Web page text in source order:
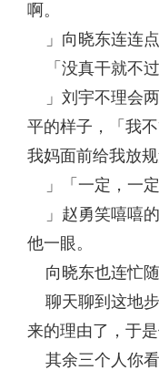
啊。
」向晓东连连点
「没真干就不过
」刘宇不理会
平的样子，「我
我妈面前给我放
」「一定，一定
」赵勇笑嘻嘻
他一眼。
向晓东也连忙随
聊天聊到这地
来的理由了，于是
其余三个人你看